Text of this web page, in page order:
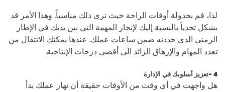
لذا، قم بجدولة أوقات الراحة حيث ترى ذلك مناسباً. وهذا الأمر قد
يشكل تحدياً بالنسبة إليك لإنجاز المهمة التي بين يديك في الإطار
الزمني الذي حددته ضمن ساعات عملك. عندها يمكنك الانتقال من
تعدد المهام والإرهاق الزائد الى أقصى درجات الإنتاجية.
4 -تعزيز أسلوبك في الإدارة
هل واجهت في أي وقت من الأوقات حقيقة أن نهار عملك بدأ